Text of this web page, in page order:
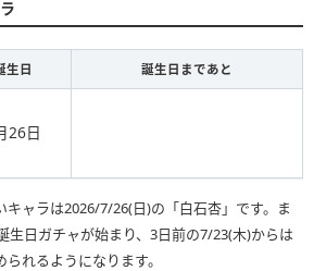
生日 誕生日まであと
26日
ャラは2026/7/26(日)の「白石杏」です。ま
生日ガチャが始まり、3日前の7/23(木)からは
られるようになります。